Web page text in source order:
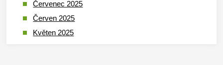
Červenec 2025
Červen 2025
Květen 2025